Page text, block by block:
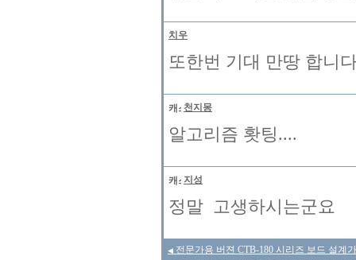
치우
또한번 기대 만땅 합니
천지몽
알고리즘 홧팅....
지성
정말 고생하시는군요
◀ 전문가용 버젼 CTB-180 시리즈 보드 설계